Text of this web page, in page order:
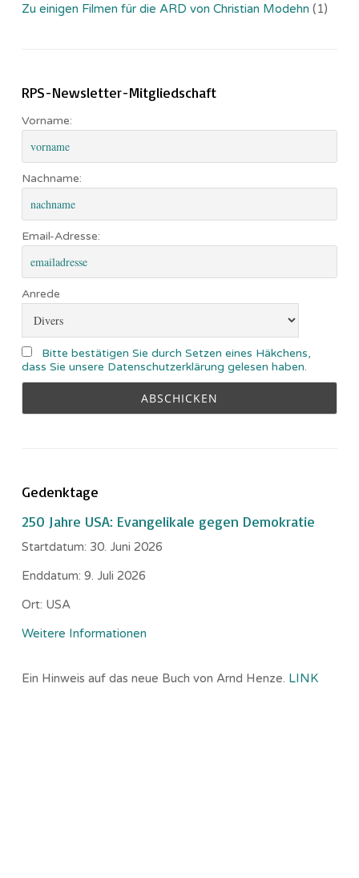
Zu einigen Filmen für die ARD von Christian Modehn (1)
RPS-Newsletter-Mitgliedschaft
Vorname:
Nachname:
Email-Adresse:
Anrede
Bitte bestätigen Sie durch Setzen eines Häkchens,
dass Sie unsere Datenschutzerklärung gelesen haben.
Gedenktage
250 Jahre USA: Evangelikale gegen Demokratie
Startdatum: 30. Juni 2026
Enddatum: 9. Juli 2026
Ort: USA
Weitere Informationen
Ein Hinweis auf das neue Buch von Arnd Henze. LINK